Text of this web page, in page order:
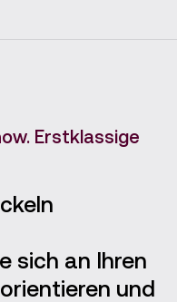
Erstklassige
sich an Ihren
und